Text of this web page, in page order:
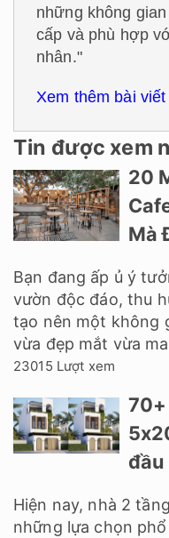
những không
cấp và phù hợp
nhân."
Xem thêm bài
Tin được xem
20
Mà
Bạn đang ấp ủ ý
vườn độc đáo, thu
tạo nên một không
vừa đẹp mắt vừa
23015 Lượt xem
70+
đầu
Hiện nay, nhà 2
những lựa chọn